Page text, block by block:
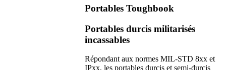
Portables Toughbook
Portables durcis militarisés
incassables
Répondant aux normes MIL-STD 8xx et
IPxx, les portables durcis et semi-durcis